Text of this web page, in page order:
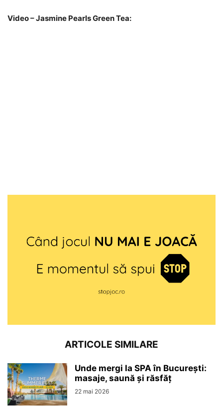
Video – Jasmine Pearls Green Tea:
ARTICOLE SIMILARE
Unde mergi la SPA în București:
masaje, saună și răsfăț
22 mai 2026